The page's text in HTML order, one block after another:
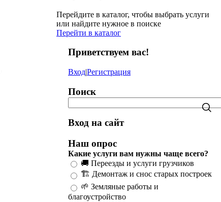
Перейдите в каталог, чтобы выбрать услуги
или найдите нужное в поиске
Перейти в каталог
Приветствуем вас!
Вход|Регистрация
Поиск
Вход на сайт
Наш опрос
Какие услуги вам нужны чаще всего?
🚚 Переезды и услуги грузчиков
🏗️ Демонтаж и снос старых построек
🌱 Земляные работы и
благоустройство